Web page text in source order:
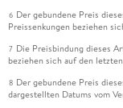
6 Der gebundene Preis
Preissenkungen beziehen
7 Die Preisbindung dieses
beziehen sich auf den
8 Der gebundene Preis
dargestellten Datums vom